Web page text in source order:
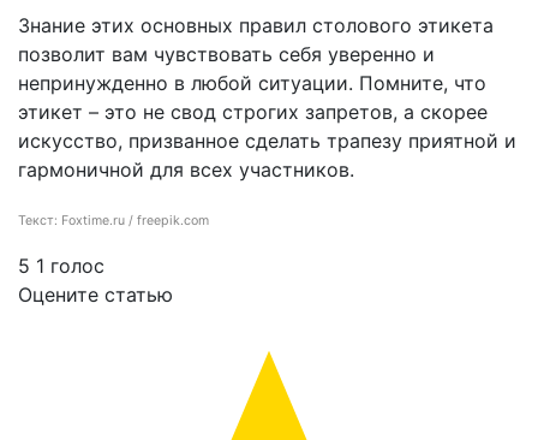
Знание этих основных правил столового этикета
позволит вам чувствовать себя уверенно и
непринужденно в любой ситуации. Помните, что
этикет – это не свод строгих запретов, а скорее
искусство, призванное сделать трапезу приятной и
гармоничной для всех участников.
Текст: Foxtime.ru / freepik.com
5 1 голос
Оцените статью